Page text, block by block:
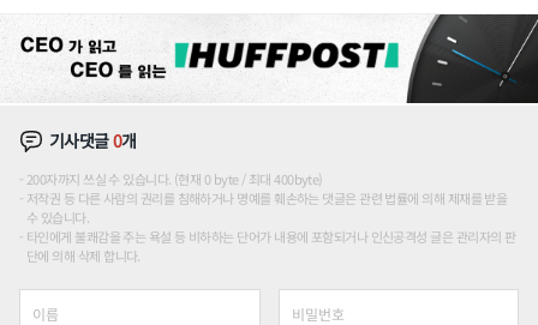
기사댓글0개
200자까지 쓰실 수 있습니다. (현재 0 byte / 최대 400byte)
저작권 등 다른 사람의 권리를 침해하거나 명예를 훼손하는 댓글은 관련 법률에 의해 제재를 받을
수 있습니다.
타인에게 불쾌감을 주는 욕설 등 비하하는 단어가 내용에 포함되거나 인신공격성 글은 관리자의 판
단에 의해 삭제 합니다.